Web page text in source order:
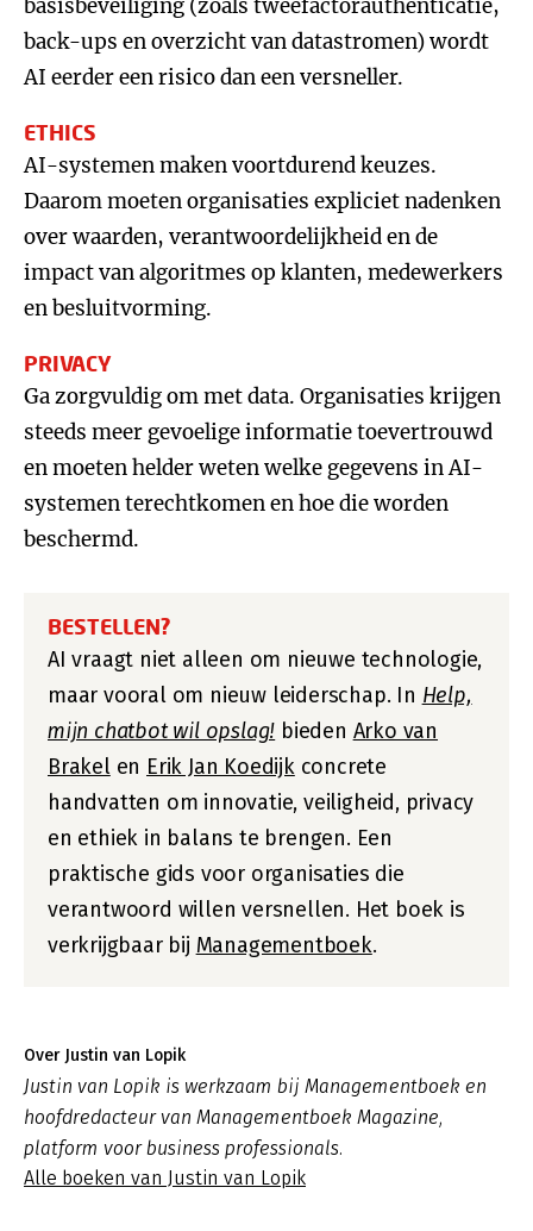
basisbeveiliging (zoals tweefactorauthenticatie,
back-ups en overzicht van datastromen) wordt
AI eerder een risico dan een versneller.
ETHICS
AI-systemen maken voortdurend keuzes.
Daarom moeten organisaties expliciet nadenken
over waarden, verantwoordelijkheid en de
impact van algoritmes op klanten, medewerkers
en besluitvorming.
PRIVACY
Ga zorgvuldig om met data. Organisaties krijgen
steeds meer gevoelige informatie toevertrouwd
en moeten helder weten welke gegevens in AI-
systemen terechtkomen en hoe die worden
beschermd.
BESTELLEN?
AI vraagt niet alleen om nieuwe technologie,
maar vooral om nieuw leiderschap. In Help,
mijn chatbot wil opslag! bieden Arko van
Brakelen Erik Jan Koedijkconcrete
handvatten om innovatie, veiligheid, privacy
en ethiek in balans te brengen. Een
praktische gids voor organisaties die
verantwoord willen versnellen. Het boek is
verkrijgbaar bij Managementboek.
Over Justin van Lopik
Justin van Lopik is werkzaam bij Managementboek en
hoofdredacteur van Managementboek Magazine,
platform voor business professionals.
Alle boeken van Justin van Lopik